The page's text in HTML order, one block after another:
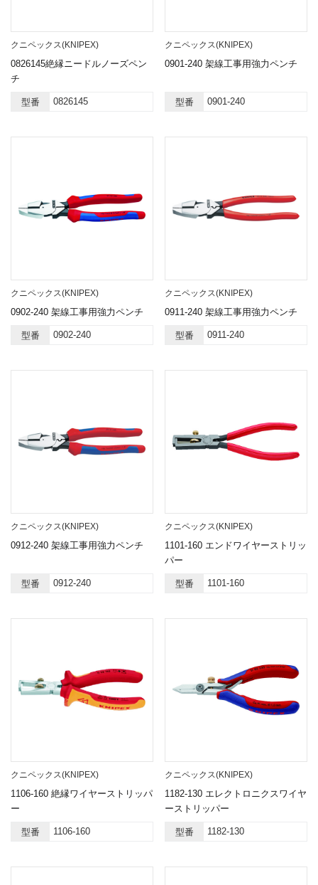
クニペックス(KNIPEX)
0826145絶縁ニードルノーズペン
チ
型番 0826145
クニペックス(KNIPEX)
0901-240 架線工事用強力ペンチ
型番 0901-240
クニペックス(KNIPEX)
0902-240 架線工事用強力ペンチ
型番 0902-240
クニペックス(KNIPEX)
0911-240 架線工事用強力ペンチ
型番 0911-240
クニペックス(KNIPEX)
0912-240 架線工事用強力ペンチ
型番 0912-240
クニペックス(KNIPEX)
1101-160 エンドワイヤーストリッ
パー
型番 1101-160
クニペックス(KNIPEX)
1106-160 絶縁ワイヤーストリッパ
ー
型番 1106-160
クニペックス(KNIPEX)
1182-130 エレクトロニクスワイヤ
ーストリッパー
型番 1182-130